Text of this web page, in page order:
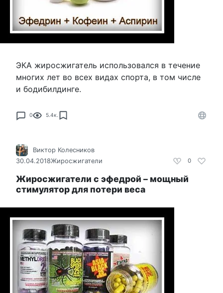
ЭКА жиросжигатель использовался в течение
многих лет во всех видах спорта, в том числе
и бодибилдинге.
0 5.4к.
0
Виктор Колесников
30.04.2018Жиросжигатели
Жиросжигатели с эфедрой – мощный
стимулятор для потери веса